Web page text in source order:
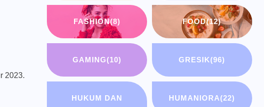
2023.
FASHION(8) FOOD(12)
GAMING(10) GRESIK(96)
HUKUM DAN
HUMANIORA(22)